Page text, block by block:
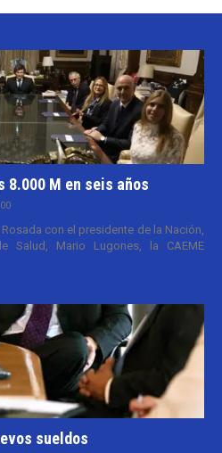
8.000 M en seis años
con el presidente de la Nación,
Salud, Mario Lugones, la CAEME
sueldos